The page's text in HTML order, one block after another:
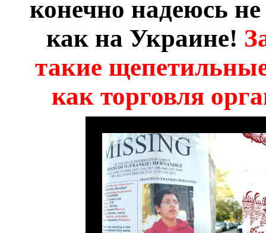
конечно надеюсь
как на Украине!
такие
как торговля